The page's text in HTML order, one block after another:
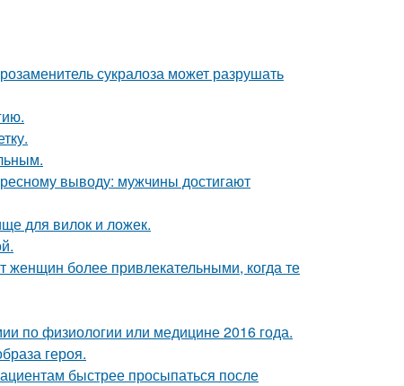
сукралоза может разрушать
выводу: мужчины достигают
для вилок и ложек.
более привлекательными, когда те
по физиологии или медицине 2016 года.
героя.
быстрее просыпаться после